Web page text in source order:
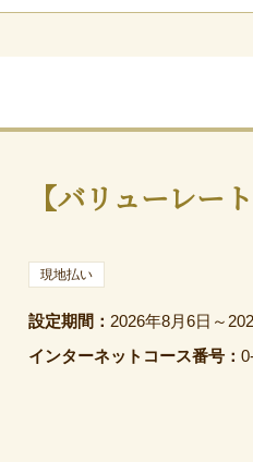
【バリューレー
現地払い
設定期間： 2026年8月6日～
インターネットコース番号：